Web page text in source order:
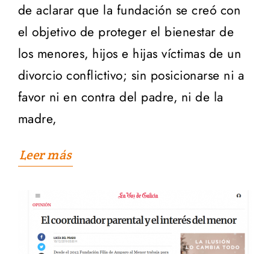
de aclarar que la fundación se creó con
el objetivo de proteger el bienestar de
los menores, hijos e hijas víctimas de un
divorcio conflictivo; sin posicionarse ni a
favor ni en contra del padre, ni de la
madre,
Leer más